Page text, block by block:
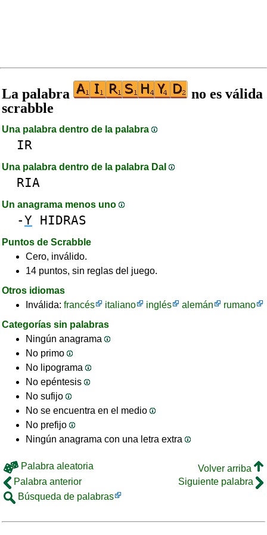
La palabra
no es válida
scrabble
Una palabra dentro de la palabra
IR
Una palabra dentro de la palabra DaI
RIA
Un anagrama menos uno
-Y HIDRAS
Puntos de Scrabble
Cero, inválido.
14 puntos, sin reglas del juego.
Otros idiomas
Inválida: francés italiano inglés alemán
rumano
Categorías sin palabras
Ningún anagrama
No primo
No lipograma
No epéntesis
No sufijo
No se encuentra en el medio
No prefijo
Ningún anagrama con una letra extra
Palabra aleatoria
Volver arriba
Palabra anterior
Siguiente palabra
Búsqueda de palabras